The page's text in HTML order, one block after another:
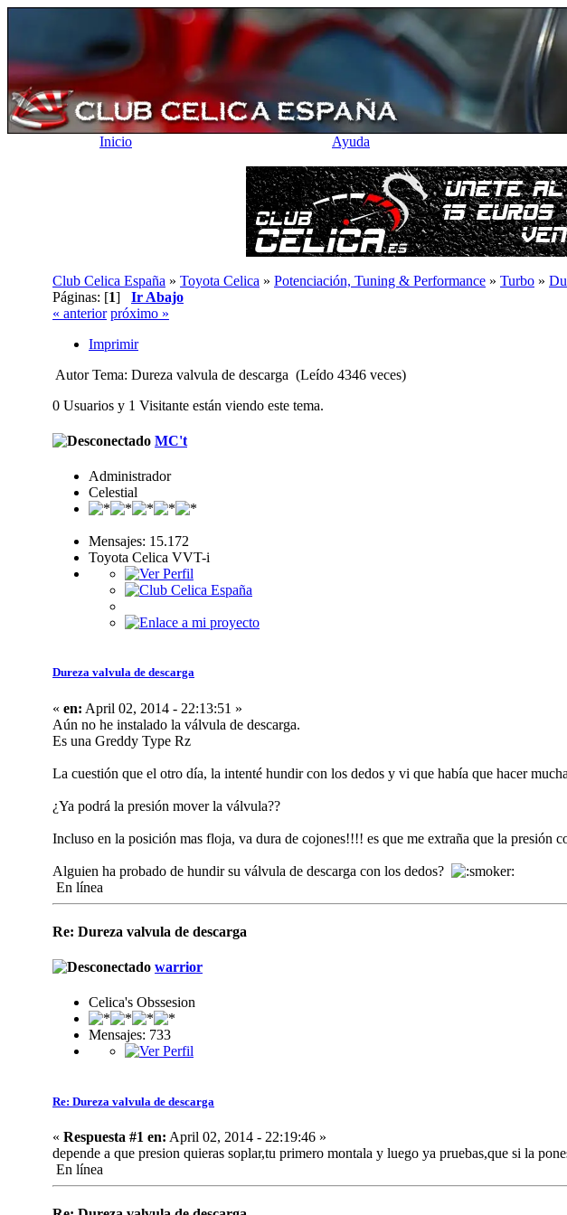
Inicio Ayuda
Club Celica España » Toyota Celica » Potenciación, Tuning & Performance » Turbo »
Páginas: [1] Ir Abajo
« anterior próximo »
Imprimir
Autor Tema: Dureza valvula de descarga (Leído 4346 veces)
0 Usuarios y 1 Visitante están viendo este tema.
MC't
Administrador
Celestial
Mensajes: 15.172
Toyota Celica VVT-i
Dureza valvula de descarga
« en: April 02, 2014 - 22:13:51 »
Aún no he instalado la válvula de descarga.
Es una Greddy Type Rz
La cuestión que el otro día, la intenté hundir con los dedos y vi que había que hacermucha
¿Ya podrá la presión mover la válvula??
Incluso en la posición mas floja, va dura de cojones!!!! es que me extraña que la presión
Alguien ha probado de hundir su válvula de descarga con los dedos?
En línea
Re: Dureza valvula de descarga
warrior
Celica's Obssesion
Mensajes: 733
Re: Dureza valvula de descarga
« Respuesta #1 en: April 02, 2014 - 22:19:46 »
depende a que presion quieras soplar,tu primero montala y luego ya pruebas,que si la
En línea